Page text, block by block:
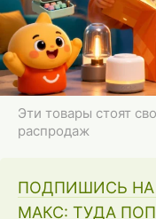
Эти товары стоят
распродаж
ПОДПИШИСЬ НА
МАКС: ТУДА